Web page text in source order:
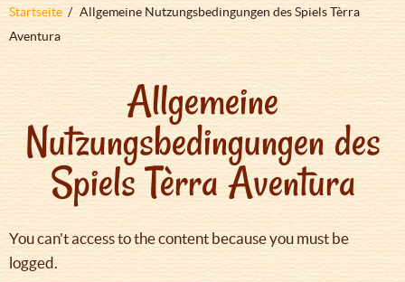
Pfadnavigation
Startseite
Allgemeine Nutzungsbedingungen des Spiels Tèrra
Aventura
Allgemeine
Nutzungsbedingungen des
Spiels Tèrra Aventura
You can't access to the content because you must be
logged.